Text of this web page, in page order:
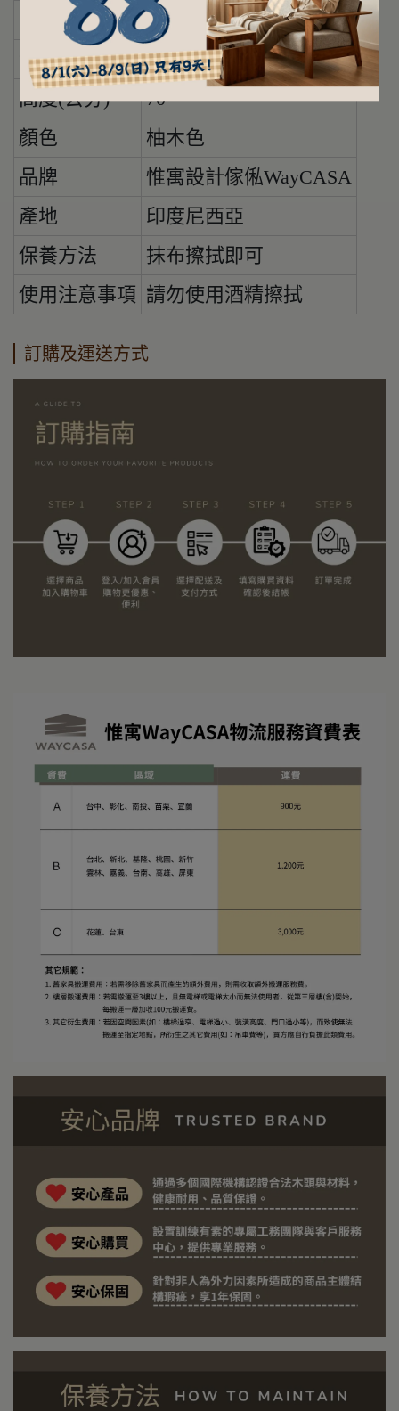
寬度(公分)
55
深度(公分)
61
高度(公分)
70
顏色
柚木色
品牌
惟寓設計傢俬WayCASA
產地
印度尼西亞
保養方法
抹布擦拭即可
使用注意事項 請勿使用酒精擦拭
訂購及運送方式